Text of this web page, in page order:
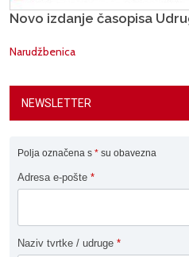
Novo izdanje časopisa
Narudžbenica
NEWSLETTER
Polja označena s * su obavezna
Adresa e-pošte *
Naziv tvrtke / udruge *